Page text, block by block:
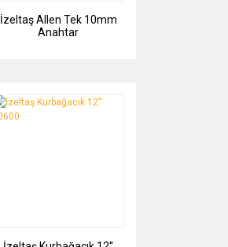
İzeltaş Allen Tek 10mm
Anahtar